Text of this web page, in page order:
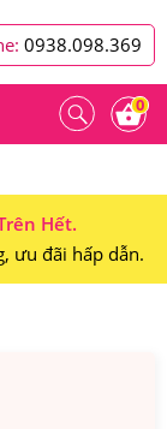
0938.098.369
0
Hết.
ưu đãi hấp dẫn.